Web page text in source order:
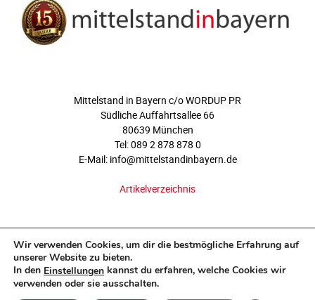
Mittelstand in Bayern c/o WORDUP PR
Südliche Auffahrtsallee 66
80639 München
Tel: 089 2 878 878 0
E-Mail: info@mittelstandinbayern.de
Artikelverzeichnis
Wir verwenden Cookies, um dir die bestmögliche Erfahrung auf
unserer Website zu bieten.
In den Einstellungen kannst du erfahren, welche Cookies wir
verwenden oder sie ausschalten.